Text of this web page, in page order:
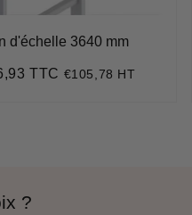
d'échelle 3640 mm
TTC €126,93
€105,78 HT
?